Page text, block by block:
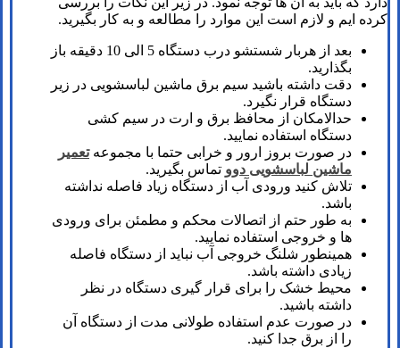
کرده ایم و لازم است این موارد را مطالعه و به کار بگیرید.
بعد از هربار شستشو درب دستگاه 5 الی 10 دقیقه باز
بگذارید.
دقت داشته باشید سیم برق ماشین لباسشویی در زیر
دستگاه قرار نگیرد.
حدالامکان از محافظ برق و ارت در سیم کشی
دستگاه استفاده نمایید.
در صورت بروز ارور و خرابی حتما با مجموعهتعمیر
ماشین لباسشویی دوو تماس بگیرید.
تلاش کنید ورودی آب از دستگاه زیاد فاصله نداشته
باشد.
به طور حتم از اتصالات محکم و مطمئن برای ورودی
ها و خروجی استفاده نمایید.
همینطور شلنگ خروجی آب نباید از دستگاه فاصله
زیادی داشته باشد.
محیط خشک را برای قرار گیری دستگاه در نظر
داشته باشید.
در صورت عدم استفاده طولانی مدت از دستگاه آن
را از برق جدا کنید.